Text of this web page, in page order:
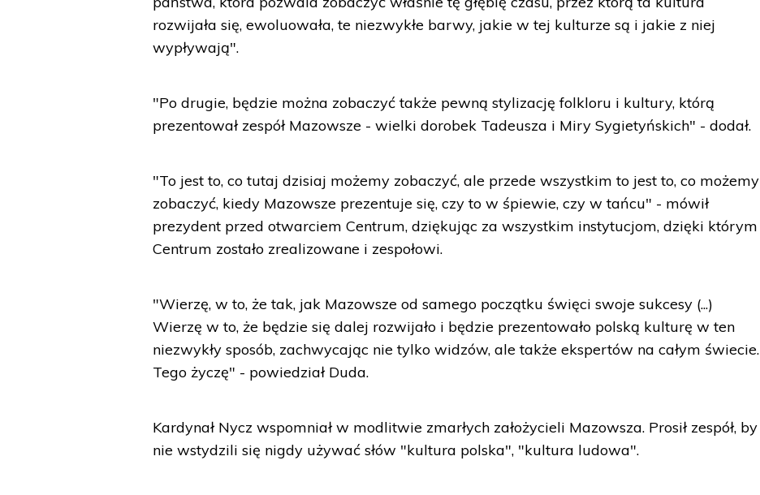
rozwijała się, ewoluowała, te niezwykłe barwy, jakie w tej kulturze są i jakie z niej
wypływają".
"Po drugie, będzie można zobaczyć także pewną stylizację folkloru i kultury, którą
prezentował zespół Mazowsze - wielki dorobek Tadeusza i Miry Sygietyńskich" - dodał.
"To jest to, co tutaj dzisiaj możemy zobaczyć, ale przede wszystkim to jest to, co możemy
zobaczyć, kiedy Mazowsze prezentuje się, czy to w śpiewie, czy w tańcu" - mówił
prezydent przed otwarciem Centrum, dziękując za wszystkim instytucjom, dzięki którym
Centrum zostało zrealizowane i zespołowi.
"Wierzę, w to, że tak, jak Mazowsze od samego początku święci swoje sukcesy (...)
Wierzę w to, że będzie się dalej rozwijało i będzie prezentowało polską kulturę w ten
niezwykły sposób, zachwycając nie tylko widzów, ale także ekspertów na całym świecie.
Tego życzę" - powiedział Duda.
Kardynał Nycz wspomniał w modlitwie zmarłych założycieli Mazowsza. Prosił zespół, by
nie wstydzili się nigdy używać słów "kultura polska", "kultura ludowa".